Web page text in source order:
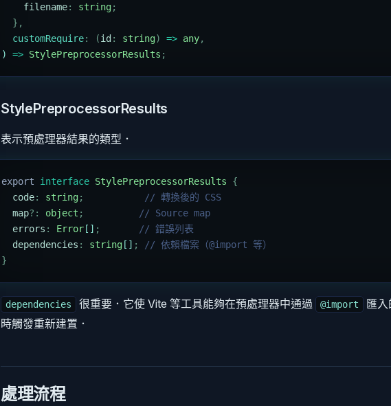
    filename
: string;
  },
  customRequire
: (id : string) => any,
) => StylePreprocessorResults ;
StylePreprocessorResults
表示預處理器結果的類型．
export interface StylePreprocessorResults {
  code
: string;
           // 轉換後的 CSS
  map
?: object ;
          // Source map
  errors
: Error [] ;
       // 錯誤列表
  dependencies
: string [] ;
// 依賴檔案（@import 等）
}
dependencies 很重要．它使 Vite 等工具能夠在預處理器中通過 @import
匯
時觸發重新建置．
處理流程